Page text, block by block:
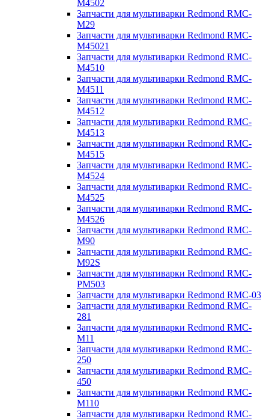
M4502
Запчасти для мультиварки Redmond RMC-
M29
Запчасти для мультиварки Redmond RMC-
M45021
Запчасти для мультиварки Redmond RMC-
M4510
Запчасти для мультиварки Redmond RMC-
M4511
Запчасти для мультиварки Redmond RMC-
M4512
Запчасти для мультиварки Redmond RMC-
M4513
Запчасти для мультиварки Redmond RMC-
M4515
Запчасти для мультиварки Redmond RMC-
M4524
Запчасти для мультиварки Redmond RMC-
M4525
Запчасти для мультиварки Redmond RMC-
M4526
Запчасти для мультиварки Redmond RMC-
M90
Запчасти для мультиварки Redmond RMC-
M92S
Запчасти для мультиварки Redmond RMC-
PM503
Запчасти для мультиварки Redmond RMC-03
Запчасти для мультиварки Redmond RMC-
281
Запчасти для мультиварки Redmond RMC-
M11
Запчасти для мультиварки Redmond RMC-
250
Запчасти для мультиварки Redmond RMC-
450
Запчасти для мультиварки Redmond RMC-
M110
Запчасти для мультиварки Redmond RMC-